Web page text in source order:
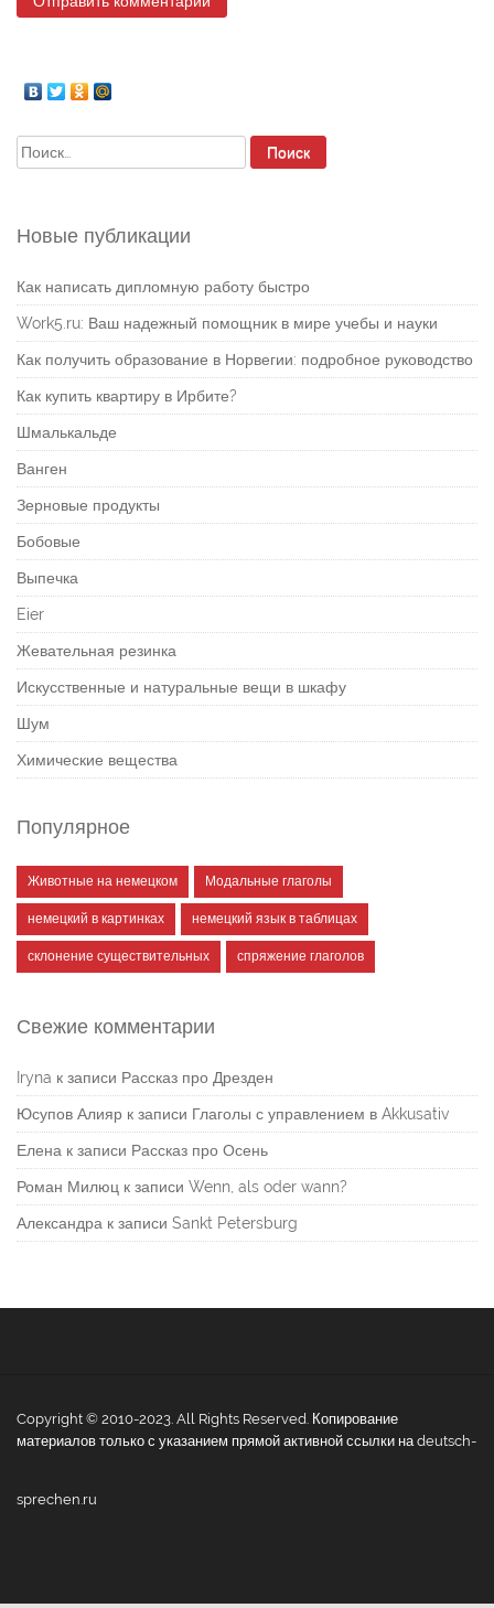
Найти:
Новые публикации
Как написать дипломную работу быстро
Work5.ru: Ваш надежный помощник в мире учебы и науки
Как получить образование в Норвегии: подробное руководство
Как купить квартиру в Ирбите?
Шмалькальде
Ванген
Зерновые продукты
Бобовые
Выпечка
Eier
Жевательная резинка
Искусственные и натуральные вещи в шкафу
Шум
Химические вещества
Популярное
Животные на немецком Модальные глаголы
немецкий в картинках немецкий язык в таблицах
склонение существительных спряжение глаголов
Свежие комментарии
Iryna к записи Рассказ про Дрезден
Юсупов Алияр к записи Глаголы с управлением в Akkusativ
Елена к записи Рассказ про Осень
Роман Милюц к записи Wenn, als oder wann?
Александра к записи Sankt Petersburg
Copyright © 2010-2023. All Rights Reserved. Копирование
материалов только с указанием прямой активной ссылки на deutsch-
sprechen.ru